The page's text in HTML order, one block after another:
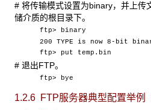
# 将传输模式设置为binary，并上传
储介质的根目录下。
ftp> binary
200 TYPE is now 8-bit
ftp> put temp.bin
# 退出FTP。
ftp> bye
1.2.6 FTP服务器典型配置举例